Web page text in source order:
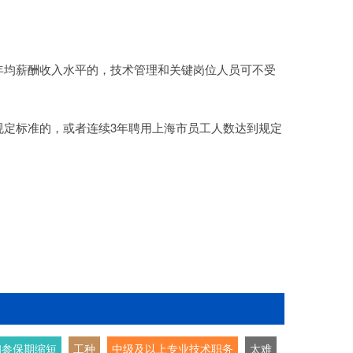
薪酬收入水平的，技术管理和关键岗位人员可不受
标准的，或者连续3年聘用上海市员工人数达到规定
保期缩短 工种 中级及以上专业技术职务 太难